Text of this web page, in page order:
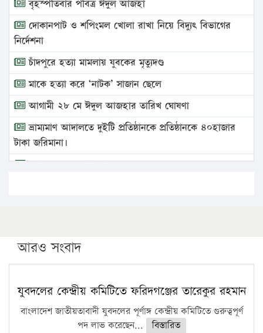
বৃহস্পতিবার পবিত্র ঈদুল আজহা
দোকানপাট ও শপিংমল খোলা রাখা নিয়ে বিদ্যুৎ বিভাগের
নির্দেশনা
চাঁদপুরে হত্যা মামলায় যুবকের মৃত্যুদণ্ড
মাকে হত্যা করে ‘নাটক’ সাজান ছেলে
আগামী ২৮ মে ঈদুল আজহার তারিখ ঘোষণা
ভ্রাম্যমাণ আদালতে দুইটি প্রতিষ্ঠানকে প্রতিষ্ঠানকে ৪০হাজার
টাকা জরিমানা।
এবার লঞ্চের ভাড়া বাড়ল
পিএইচডি করছেন কুয়েটের কৃতি…
সারা দেশে বজ্রাঘাতে ১৪ জনের প্রাণহানি
কঠোর হচ্ছে এসএসসি ও এইচএসসি পরীক্ষা
ফরিদগঞ্জে আগুনে পুড়লো ৬ ব্যবসা প্রতিষ্ঠান
আরও সংবাদ
যুবদলের কেন্দ্রীয় কমিটিতে ফরিদগঞ্জের তারেকুর রহমান
বাংলাদেশ জাতীয়তাবাদী যুবদলের পূর্ণাঙ্গ কেন্দ্রীয় কমিটিতে গুরুত্বপূর্ণ
পদ লাভ করেছেন...
বিস্তারিত